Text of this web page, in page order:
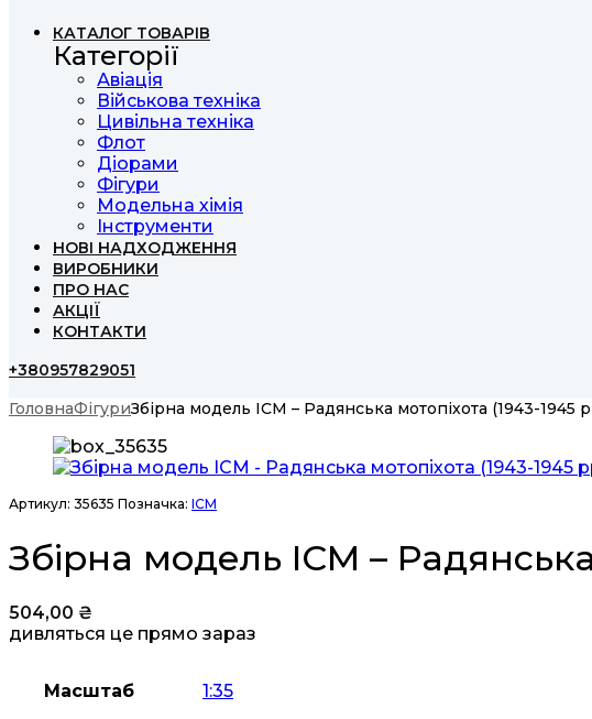
КАТАЛОГ ТОВАРІВ
Категорії
Авіація
Військова техніка
Цивільна техніка
Флот
Діорами
Фігури
Модельна хімія
Інструменти
НОВІ НАДХОДЖЕННЯ
ВИРОБНИКИ
ПРО НАС
АКЦІЇ
КОНТАКТИ
+380957829051
ГоловнаФігуриЗбірна модель ICM – Радянська мотопіхота (1943-1945
Артикул: 35635 Позначка: ICM
Збірна модель ICM –
504,00 ₴
дивляться це прямо зараз
Масштаб 1:35